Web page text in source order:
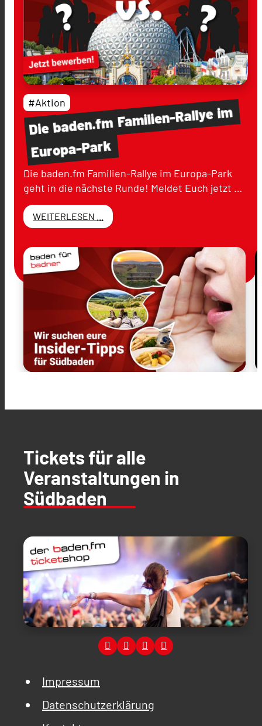
Diebaden.fmFamilien-Rallyeim
Europa-Park
#Aktion
Die baden.fm Familien-Rallye im Europa-Park
geht in die nächste Runde! Meldet Euch jetzt …
WEITERLESEN ...
Tickets für alle
Veranstaltungen in
Südbaden
Impressum
Datenschutzerklärung